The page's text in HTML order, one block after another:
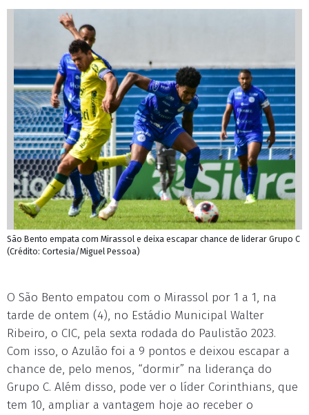
São Bento empata com Mirassol e deixa escapar chance de liderar Grupo C
(Crédito: Cortesia/Miguel Pessoa)
O São Bento empatou com o Mirassol por 1 a 1, na
tarde de ontem (4), no Estádio Municipal Walter
Ribeiro, o CIC, pela sexta rodada do Paulistão 2023.
Com isso, o Azulão foi a 9 pontos e deixou escapar a
chance de, pelo menos, “dormir” na liderança do
Grupo C. Além disso, pode ver o líder Corinthians, que
tem 10, ampliar a vantagem hoje ao receber o